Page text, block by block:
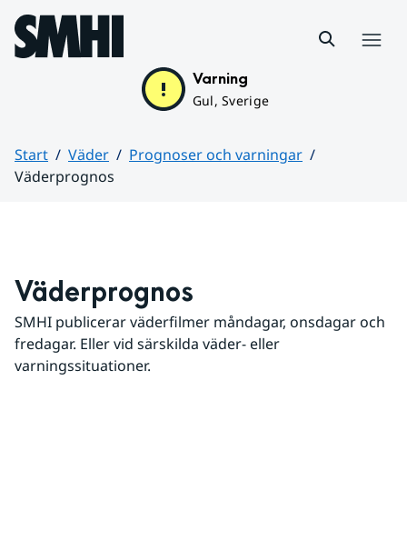
Hoppa till sidans innehåll
Varning
Gul, Sverige
Start Väder
Prognoser och varningar
Väderprognos
Väderprognos
SMHI publicerar väderfilmer måndagar, onsdagar och
fredagar. Eller vid särskilda väder- eller
varningssituationer.